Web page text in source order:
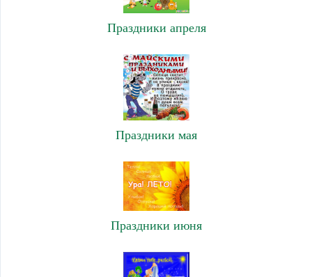
Праздники апреля
Праздники мая
Праздники июня